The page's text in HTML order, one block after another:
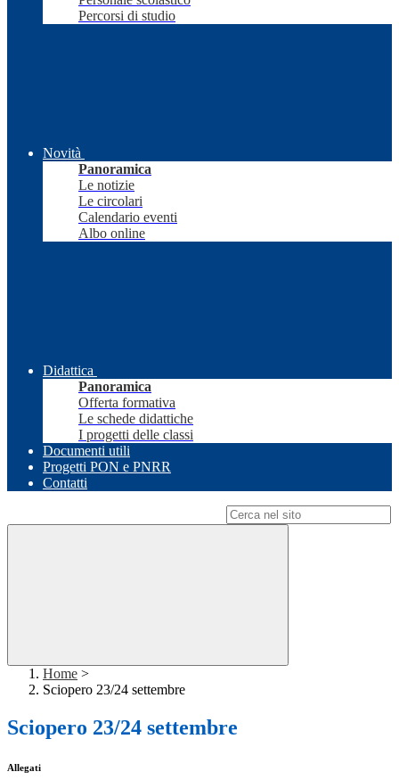
Percorsi di studio
Novità
Panoramica
Le notizie
Le circolari
Calendario eventi
Albo online
Didattica
Panoramica
Offerta formativa
Le schede didattiche
I progetti delle classi
Documenti utili
Progetti PON e PNRR
Contatti
Home >
Sciopero 23/24 settembre
Sciopero 23/24 settembre
Allegati